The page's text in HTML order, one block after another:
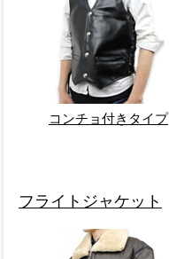
コンチョ付きタイプ
フライトジャケット